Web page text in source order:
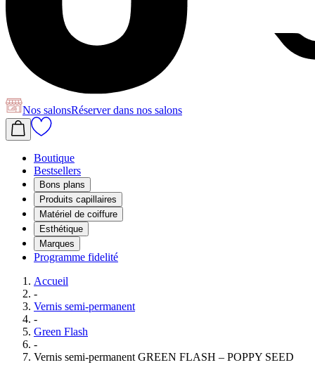
Nos salonsRéserverdans nos salons
Boutique
Bestsellers
Bons plans
Produits capillaires
Matériel de coiffure
Esthétique
Marques
Programme fidelité
Accueil
-
Vernis semi-permanent
-
Green Flash
-
Vernis semi-permanent GREEN FLASH – POPPY SEED